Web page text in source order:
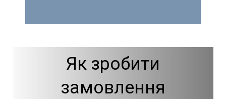
Як зробити
замовлення